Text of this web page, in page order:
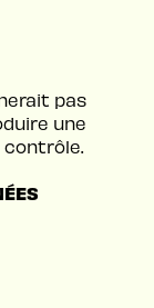
pas
une
contrôle.